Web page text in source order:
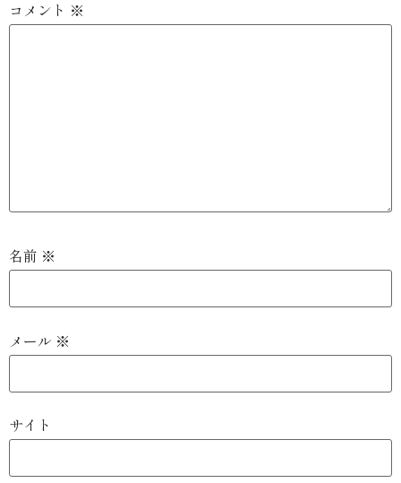
コメント ※
名前 ※
メール ※
サイト